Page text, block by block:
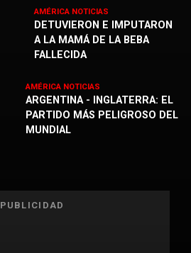
AMÉRICA NOTICIAS
DETUVIERON E IMPUTARON
A LA MAMÁ DE LA BEBA
FALLECIDA
AMÉRICA NOTICIAS
ARGENTINA - INGLATERRA: EL
PARTIDO MÁS PELIGROSO DEL
MUNDIAL
PUBLICIDAD